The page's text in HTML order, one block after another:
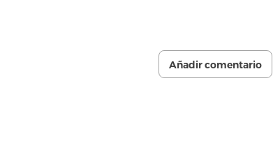
Añadir comentario